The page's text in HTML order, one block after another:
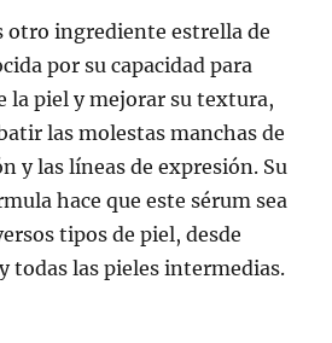
otro ingrediente estrella de
por su capacidad para
la piel y mejorar su textura,
las molestas manchas de
y las líneas de expresión. Su
hace que este sérum sea
tipos de piel, desde
todas las pieles intermedias.